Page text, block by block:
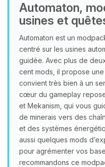
Automaton,
usines et
Automaton est un
centré sur les usines
guidée. Avec plus de
cent mods, il propose
convient très bien à un
cœur du gameplay
et Mekanism, qui vous
de minerais vers des
et des systèmes
aussi quelques mods
pour agrémenter vos
recommandons ce